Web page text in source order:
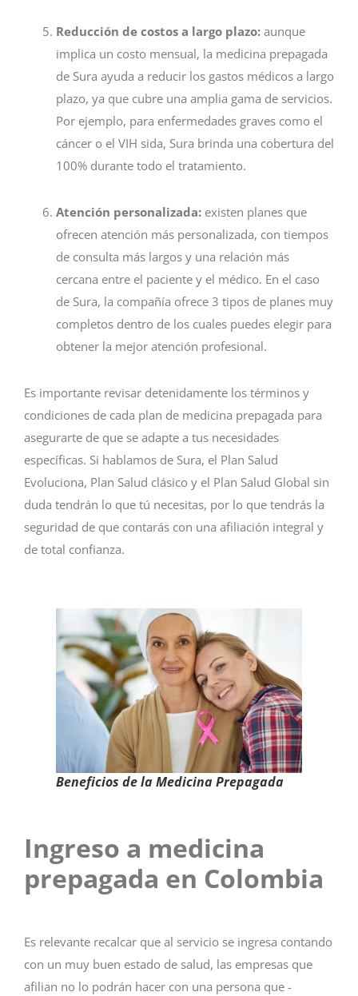
Reducción de costos a largo plazo: aunque
implica un costo mensual, la medicina prepagada
de Sura ayuda a reducir los gastos médicos a largo
plazo, ya que cubre una amplia gama de servicios.
Por ejemplo, para enfermedades graves como el
cáncer o el VIH sida, Sura brinda una cobertura del
100% durante todo el tratamiento.
Atención personalizada: existen planes que
ofrecen atención más personalizada, con tiempos
de consulta más largos y una relación más
cercana entre el paciente y el médico. En el caso
de Sura, la compañía ofrece 3 tipos de planes muy
completos dentro de los cuales puedes elegir para
obtener la mejor atención profesional.
Es importante revisar detenidamente los términos y
condiciones de cada plan de medicina prepagada para
asegurarte de que se adapte a tus necesidades
específicas. Si hablamos de Sura, el Plan Salud
Evoluciona, Plan Salud clásico y el Plan Salud Global sin
duda tendrán lo que tú necesitas, por lo que tendrás la
seguridad de que contarás con una afiliación integral y
de total confianza.
Beneficios de la Medicina Prepagada
Ingreso a medicina
prepagada en Colombia
Es relevante recalcar que al servicio se ingresa contando
con un muy buen estado de salud, las empresas que
afilian no lo podrán hacer con una persona que -